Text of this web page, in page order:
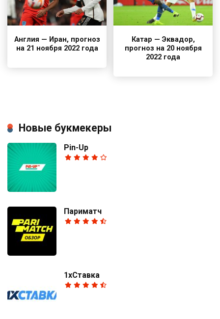
Англия — Иран, прогноз
на 21 ноября 2022 года
Катар — Эквадор,
прогноз на 20 ноября
2022 года
Новые букмекеры
Pin-Up
Париматч
1хСтавка